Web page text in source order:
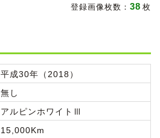
登録画像枚数： 38 枚
平成30年（2018）
無し
アルピンホワイトⅢ
15,000Km